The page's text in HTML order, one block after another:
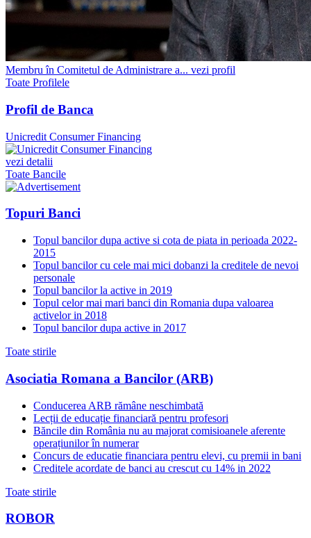
Membru în Comitetul de Administrare a... vezi profil
Toate Profilele
Profil de Banca
Unicredit Consumer Financing
vezi detalii
Toate Bancile
Topuri Banci
Topul bancilor dupa active si cota de piata in perioada 2022-
2015
Topul bancilor cu cele mai mici dobanzi la creditele de nevoi
personale
Topul bancilor la active in 2019
Topul celor mai mari banci din Romania dupa valoarea
activelor in 2018
Topul bancilor dupa active in 2017
Toate stirile
Asociatia Romana a Bancilor (ARB)
Conducerea ARB rămâne neschimbată
Lecții de educație financiară pentru profesori
Băncile din România nu au majorat comisioanele aferente
operațiunilor în numerar
Concurs de educatie financiara pentru elevi, cu premii in bani
Creditele acordate de banci au crescut cu 14% in 2022
Toate stirile
ROBOR